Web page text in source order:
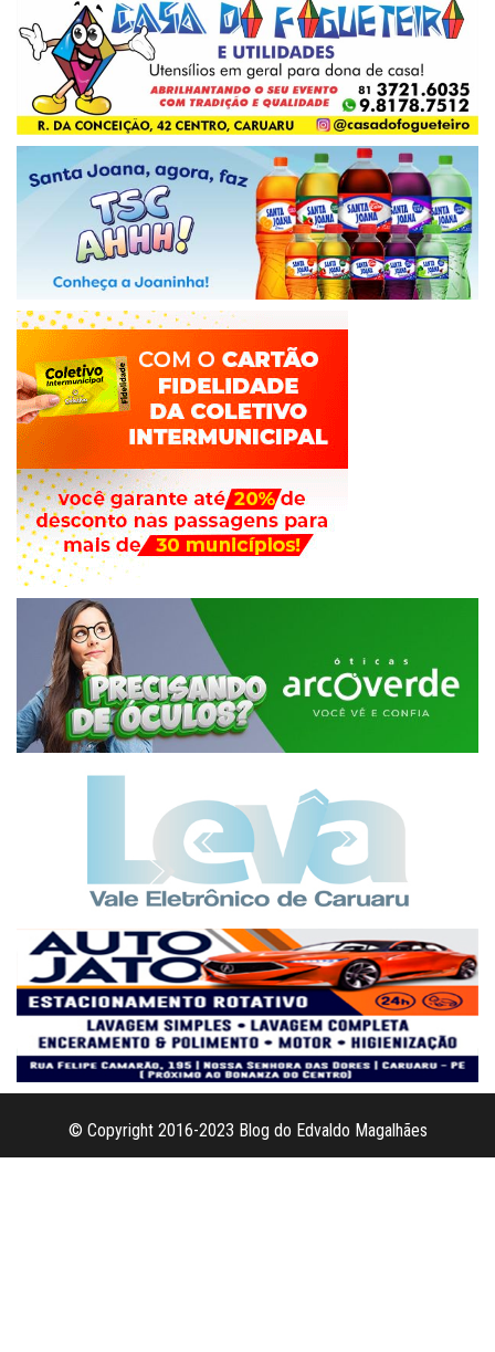
© Copyright 2016-2023 Blog do Edvaldo Magalhães